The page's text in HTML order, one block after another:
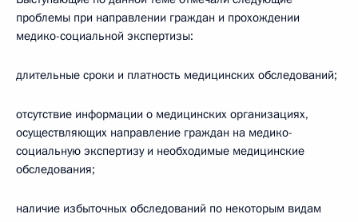
проблемы при направлении граждан и прохождении
медико-социальной экспертизы:
длительные сроки и платность медицинских обследований;
отсутствие информации о медицинских организациях,
осуществляющих направление граждан на медико-
социальную экспертизу и необходимые медицинские
обследования;
наличие избыточных обследований по некоторым видам